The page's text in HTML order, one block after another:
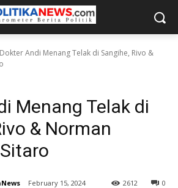
Dokter Andi Menang Telak di Sangihe, Rivo &
Menang Telak di
& Norman
February 15, 2024 0
2612